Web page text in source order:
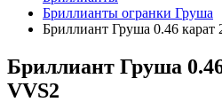
Бриллианты огранки Груша
Бриллиант Груша 0.46 карат
Бриллиант Груша
VVS2